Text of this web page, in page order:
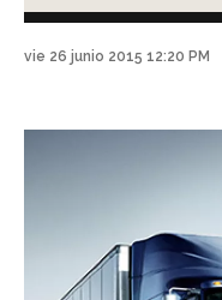
vie 26 junio 2015 12:20 PM